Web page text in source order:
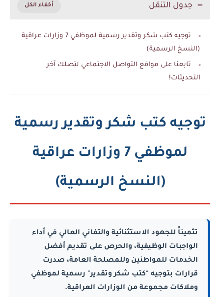
جدول التنقل
توجيه كتب شكر وتقدير رسمية لموظفي 7 وزارات عراقية
(النسخ الرسمية)
تابعنا على مواقع التواصل الاجتماعي لتصلك آخر
التحديثات!
توجيه كتب شكر وتقدير رسمية
لموظفي 7 وزارات عراقية
(النسخ الرسمية)
تثميناً للجهود الاستثنائية والتفاني العالي في أداء
الواجبات الوظيفية، والحرص على تقديم أفضل
الخدمات للمواطنين وللمصلحة العامة، صدرت
قرارات بتوجيه "كتب شكر وتقدير" رسمية لموظفي
وملاكات مجموعة من الوزارات العراقية.